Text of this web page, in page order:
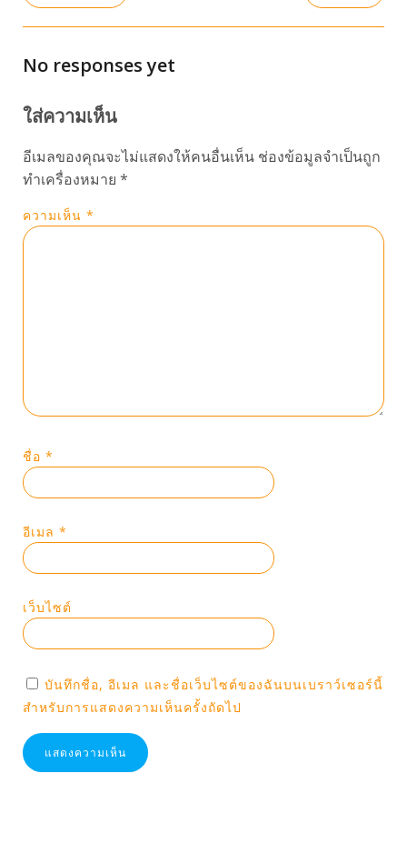
No responses yet
ใส่ความเห็น
อีเมลของคุณจะไม่แสดงให้คนอื่นเห็น ช่องข้อมูลจำเป็นถูก
ทำเครื่องหมาย *
ความเห็น *
ชื่อ *
อีเมล *
เว็บไซต์
บันทึกชื่อ, อีเมล และชื่อเว็บไซต์ของฉันบนเบราว์เซอร์นี้
สำหรับการแสดงความเห็นครั้งถัดไป